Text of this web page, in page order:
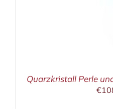
Quarzkristall Perle
€